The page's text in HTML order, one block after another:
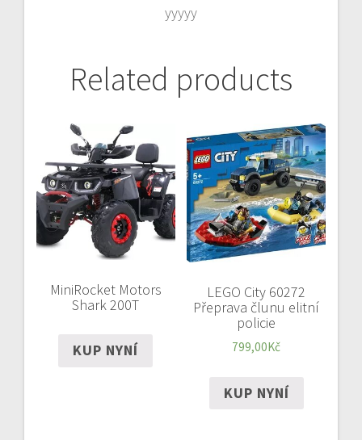
yyyyy
Related products
MiniRocket Motors
Shark 200T
KUP NYNÍ
LEGO City 60272
Přeprava člunu elitní
policie
799,00Kč
KUP NYNÍ